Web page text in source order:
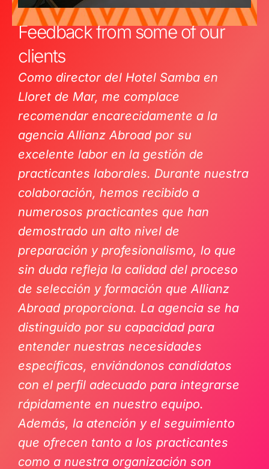
Feedback from some of our
clients
Como director del Hotel Samba en
Lloret de Mar, me complace
recomendar encarecidamente a la
agencia Allianz Abroad por su
excelente labor en la gestión de
practicantes laborales. Durante nuestra
colaboración, hemos recibido a
numerosos practicantes que han
demostrado un alto nivel de
preparación y profesionalismo, lo que
sin duda refleja la calidad del proceso
de selección y formación que Allianz
Abroad proporciona. La agencia se ha
distinguido por su capacidad para
entender nuestras necesidades
específicas, enviándonos candidatos
con el perfil adecuado para integrarse
rápidamente en nuestro equipo.
Además, la atención y el seguimiento
que ofrecen tanto a los practicantes
como a nuestra organización son